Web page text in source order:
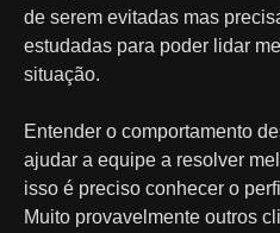
de serem evitadas mas
estudadas para poder lidar
situação.
Entender o comportamento
ajudar a equipe a resolver
isso é preciso conhecer o
Muito provavelmente outros